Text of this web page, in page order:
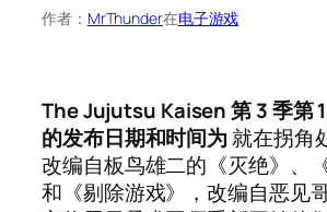
作者： MrThunder在电子游戏
The Jujutsu Kaisen 第 3 季第
的发布日期和时间为就在拐角
改编自板鸟雄二的《灭绝》、
和《剔除游戏》，改编自恶见